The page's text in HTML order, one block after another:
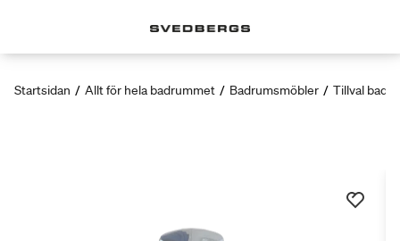
Startsidan / Allt för hela badrummet / Badrumsmöbler / Tillval